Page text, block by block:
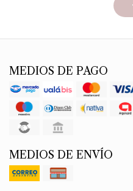
MEDIOS DE PAGO
MEDIOS DE ENVÍO